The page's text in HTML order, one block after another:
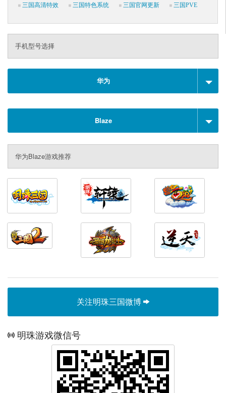
三国高清特效
三国特色系统 三国官网更新 三国PVE
手机型号选择
华为
Blaze
华为Blaze游戏推荐
关注明珠三国微博
明珠游戏微信号